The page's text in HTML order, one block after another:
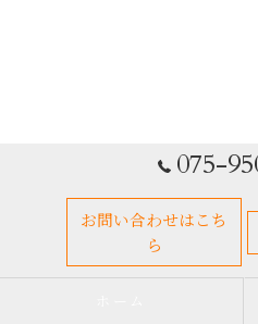
075-
お問い合わせはこち
ら